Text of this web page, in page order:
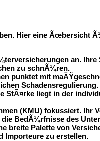
Hier eine Ãœbersicht
an.
zu schnÃ¼ren.
punktet mit
Schadensregulierung.
liegt in der
(KMU) fokussiert. Ihr
BedÃ¼rfnisse des
breite Palette von
Importeure zu erstellen.